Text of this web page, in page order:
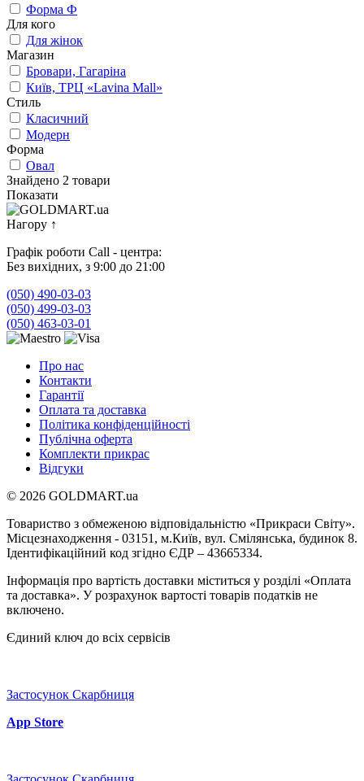
Форма Ф
Для кого
Для жінок
Магазин
Бровари, Гагаріна
Київ, ТРЦ «Lavina Mall»
Стиль
Класичний
Модерн
Форма
Овал
Знайдено 2 товари
Показати
Нагору ↑
Графік роботи Call - центра:
Без вихідних, з 9:00 до 21:00
(050) 490-03-03
(050) 499-03-03
(050) 463-03-01
Про нас
Контакти
Гарантії
Оплата та доставка
Політика конфіденційності
Публічна оферта
Комплекти прикрас
Відгуки
© 2026 GOLDMART.ua
Товариство з обмеженою відповідальністю «Прикраси Світу».
Місцезнаходження - 03151, м.Київ, вул. Смілянська, будинок 8.
Ідентифікаційний код згідно ЄДР – 43665334.
Інформація про вартість доставки міститься у розділі «Оплата
та доставка». У розрахунок вартості товарів податків не
включено.
Єдиний ключ до всіх сервісів
Застосунок Скарбниця
App Store